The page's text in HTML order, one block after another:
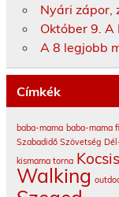
Nyári zápor,
Október 9.
A 8 legjobb
Címkék
baba-mama baba-mama
Szabadidő Szövetség
kismama torna Kocsis
Walking